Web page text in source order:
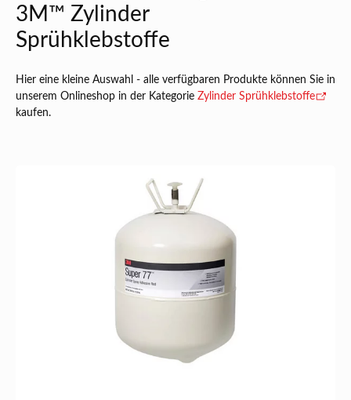
3M™ Zylinder
Sprühklebstoffe
Hier eine kleine Auswahl - alle verfügbaren Produkte können Sie in
unserem Onlineshop in der Kategorie Zylinder Sprühklebstoffe
kaufen.